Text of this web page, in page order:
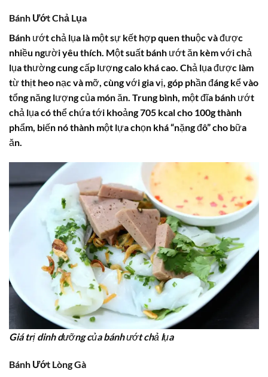
Bánh Ướt Chả Lụa
Bánh ướt chả lụa là một sự kết hợp quen thuộc và được
nhiều người yêu thích. Một suất bánh ướt ăn kèm với chả
lụa thường cung cấp lượng calo khá cao. Chả lụa được làm
từ thịt heo nạc và mỡ, cùng với gia vị, góp phần đáng kể vào
tổng năng lượng của món ăn. Trung bình, một đĩa bánh ướt
chả lụa có thể chứa tới khoảng 705 kcal cho 100g thành
phẩm, biến nó thành một lựa chọn khá “nặng đô” cho bữa
ăn.
Giá trị dinh dưỡng của bánh ướt chả lụa
Bánh Ướt Lòng Gà